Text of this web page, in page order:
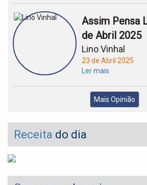
Assim Pensa
de Abril 2025
Lino Vinhal
23 de Abril 2025
Ler mais
Mais Opinião
Receita do dia